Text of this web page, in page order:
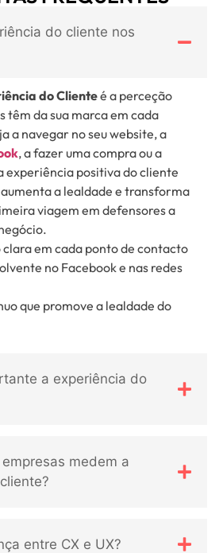
do cliente nos
do Clienteé a perceção
têm da sua marca em cada
a navegar no seu website, a
, a fazer uma compra ou a
experiência positiva do cliente
a lealdade e transforma
viagem em defensores a
em cada ponto de contacto
no Facebook e nas redes
que promove a lealdade do
a experiência do
medem a
entre CX e UX?